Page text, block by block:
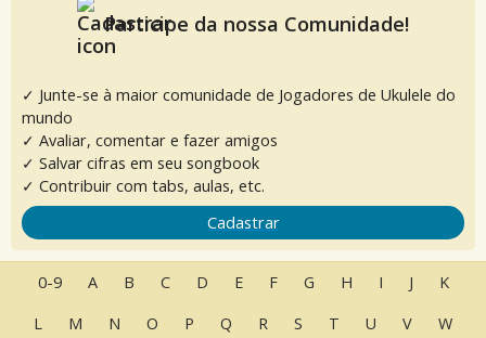
Participe da nossa Comunidade!
✓ Junte-se à maior comunidade de Jogadores de Ukulele do
mundo
✓ Avaliar, comentar e fazer amigos
✓ Salvar cifras em seu songbook
✓ Contribuir com tabs, aulas, etc.
Cadastrar
0-9 A B C D E F G H I J
K
L
M N O P Q R S T U V W